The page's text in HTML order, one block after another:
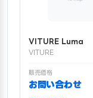
VITURE Luma
VITURE
販売価格
お問い合わせ